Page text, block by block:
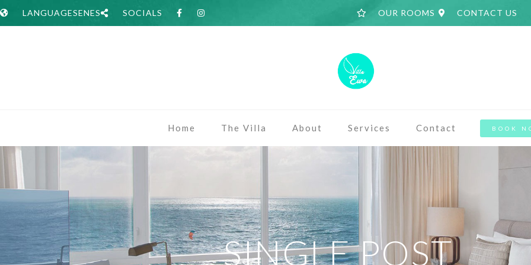
LANGUAGESENES SOCIALS OUR ROOMS CONTACT US
Home The Villa About Services Contact BOOK
SINGLE POST